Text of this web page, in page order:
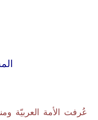
عُرفت الأمة العربيّة ومنذ